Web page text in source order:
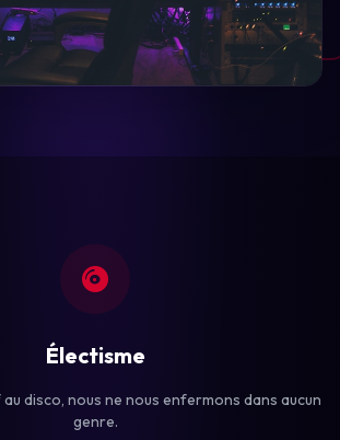
Électisme
disco, nous ne nous enfermons dans aucun
genre.